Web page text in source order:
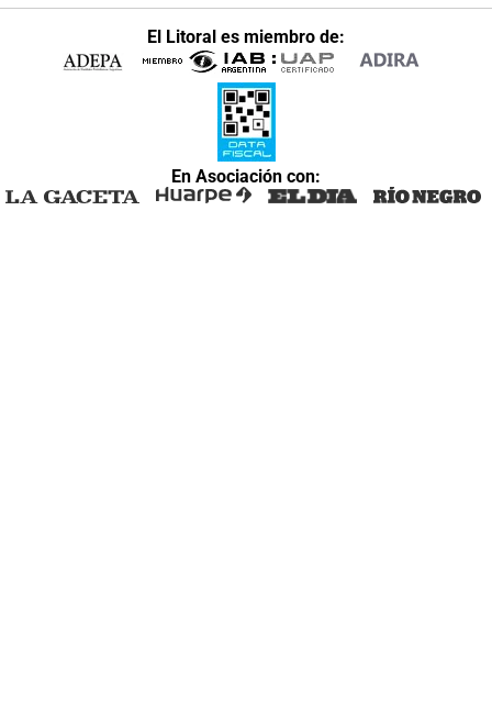
El Litoral es miembro de:
En Asociación con: